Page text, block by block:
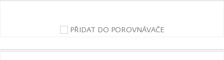
PŘIDAT DO POROVNÁVAČE